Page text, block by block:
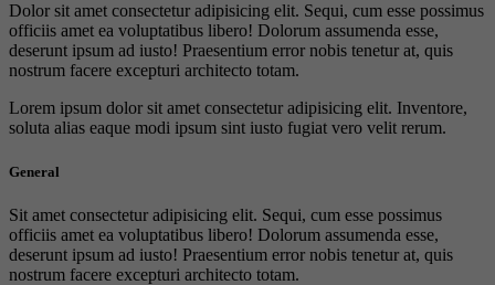
Dolor sit amet consectetur adipisicing elit. Sequi, cum esse possimus
officiis amet ea voluptatibus libero! Dolorum assumenda esse,
deserunt ipsum ad iusto! Praesentium error nobis tenetur at, quis
nostrum facere excepturi architecto totam.
Lorem ipsum dolor sit amet consectetur adipisicing elit. Inventore,
soluta alias eaque modi ipsum sint iusto fugiat vero velit rerum.
General
Sit amet consectetur adipisicing elit. Sequi, cum esse possimus
officiis amet ea voluptatibus libero! Dolorum assumenda esse,
deserunt ipsum ad iusto! Praesentium error nobis tenetur at, quis
nostrum facere excepturi architecto totam.